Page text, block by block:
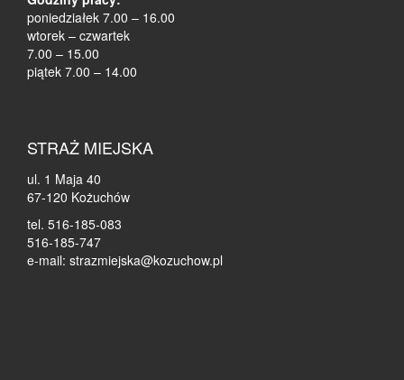
poniedziałek 7.00 – 16.00
wtorek – czwartek
7.00 – 15.00
piątek 7.00 – 14.00
STRAŻ MIEJSKA
ul. 1 Maja 40
67-120 Kożuchów
tel. 516-185-083
516-185-747
e-mail: strazmiejska@kozuchow.pl